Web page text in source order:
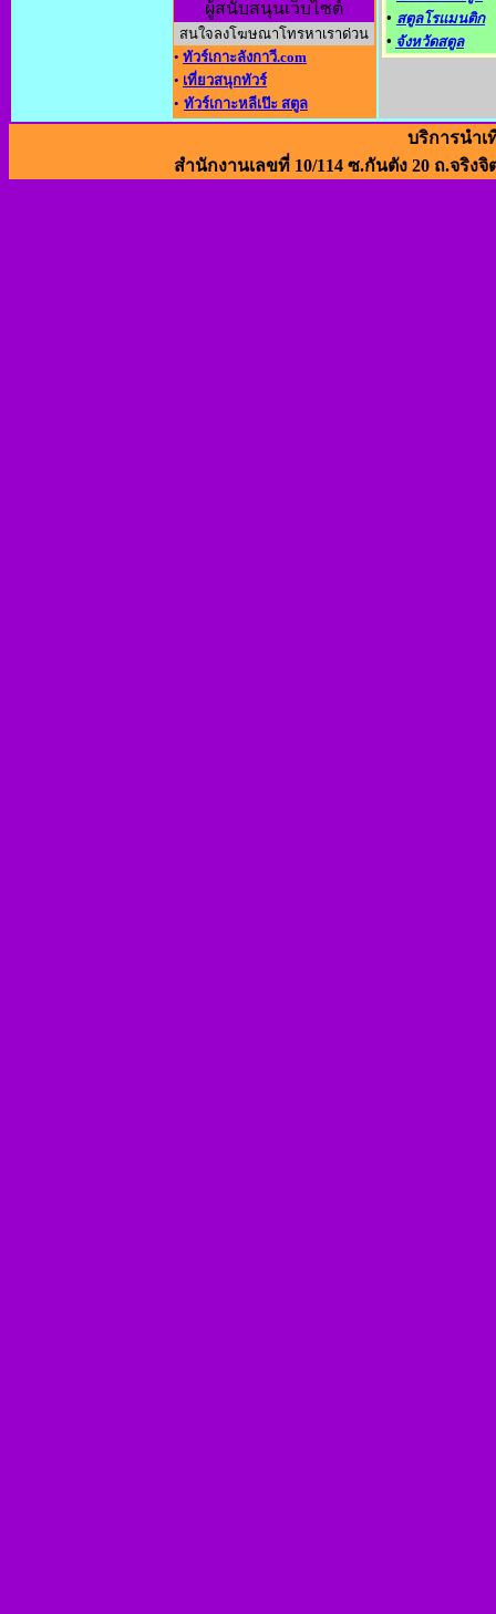
ผู้สนับสนุนเว็บไซต์
สนใจลงโฆษณาโทรหาเราด่วน
• ทัวร์เกาะลังกาวี.com
• เที่ยวสนุกทัวร์
• ทัวร์เกาะหลีเป๊ะ สตูล
• สตูลโรแมนติก
• จังหวัดสตูล
บริการนำเ
สำนักงานเลขที่ 10/114 ซ.กันตัง 20 ถ.จริงจิ